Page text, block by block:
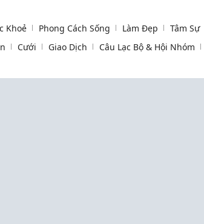
Khoẻ Phong Cách Sống Làm Đẹp
Tâm Sự
Cưới Giao Dịch Câu Lạc Bộ & Hội Nhóm